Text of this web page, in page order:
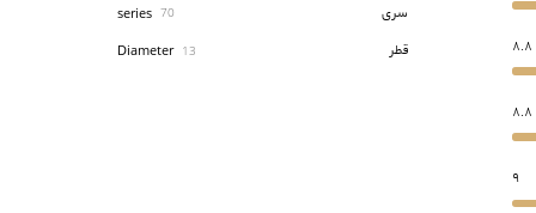
8.8
8.8
9
سری series 70
قطر Diameter 13